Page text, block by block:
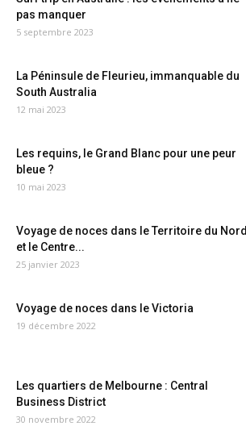
pas manquer
5 septembre 2023
La Péninsule de Fleurieu, immanquable du
South Australia
12 mai 2023
Les requins, le Grand Blanc pour une peur
bleue ?
10 mai 2023
Voyage de noces dans le Territoire du Nord
et le Centre...
25 janvier 2023
Voyage de noces dans le Victoria
19 décembre 2022
Les quartiers de Melbourne : Central
Business District
30 novembre 2022